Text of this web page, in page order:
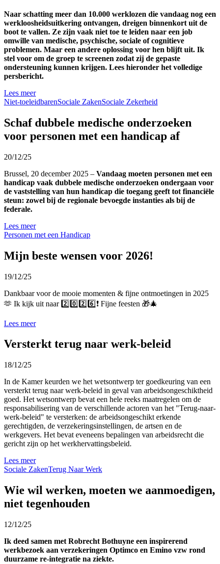
Naar schatting meer dan 10.000 werklozen die vandaag nog een
werkloosheidsuitkering ontvangen, dreigen binnenkort uit de
boot te vallen. Ze zijn vaak niet toe te leiden naar een job
omwille van medische, psychische, sociale of cognitieve
problemen. Maar een andere oplossing voor hen blijft uit. Ik
stel voor om de groep te screenen zodat zij de gepaste
ondersteuning kunnen krijgen. Lees hieronder het volledige
persbericht.
Lees meer
Niet-toeleidbarenSociale ZakenSociale Zekerheid
Schaf dubbele medische onderzoeken
voor personen met een handicap af
20/12/25
Brussel, 20 december 2025 – Vandaag moeten personen met een
handicap vaak dubbele medische onderzoeken ondergaan voor
de vaststelling van hun handicap die toegang geeft tot financiële
steun: zowel bij de regionale bevoegde instanties als bij de
federale.
Lees meer
Personen met een Handicap
Mijn beste wensen voor 2026!
19/12/25
Dankbaar voor de mooie momenten & fijne ontmoetingen in 2025
🫶 Ik kijk uit naar 2️⃣0️⃣2️⃣6️⃣❗️ Fijne feesten 🎁🎄
Lees meer
Versterkt terug naar werk-beleid
18/12/25
In de Kamer keurden we het wetsontwerp ter goedkeuring van een
versterkt terug naar werk-beleid in geval van arbeidsongeschiktheid
goed. Het wetsontwerp bevat een hele reeks maatregelen om de
responsabilisering van de verschillende actoren van het "Terug-naar-
werk-beleid" te versterken: de arbeidsongeschikt erkende
gerechtigden, de verzekeringsinstellingen, de artsen en de
werkgevers. Het bevat eveneens bepalingen van arbeidsrecht die
gericht zijn op het werkhervattingsbeleid.
Lees meer
Sociale ZakenTerug Naar Werk
Wie wil werken, moeten we aanmoedigen,
niet tegenhouden
12/12/25
Ik deed samen met Robrecht Bothuyne een inspirerend
werkbezoek aan verzekeringen Optimco en Emino vzw rond
duurzame re-integratie na ziekte.